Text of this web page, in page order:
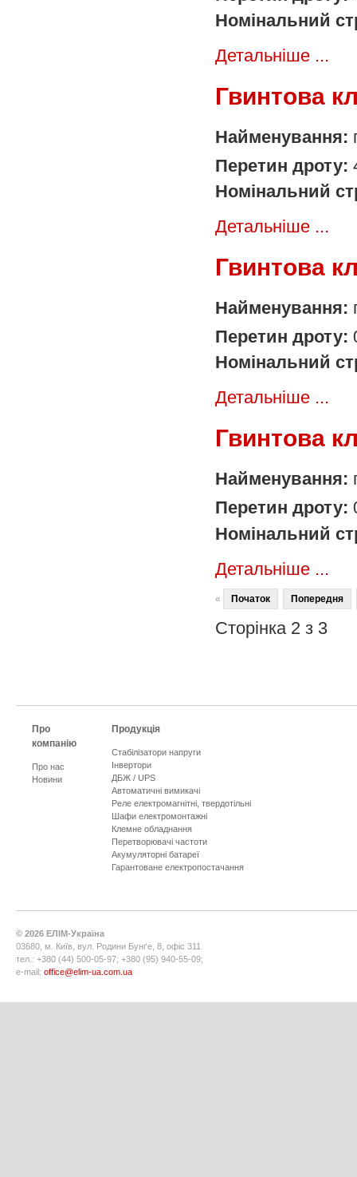
Номінальний
Детальніше ...
Гвинтова
Найменування:
Перетин дроту:
Номінальний
Детальніше ...
Гвинтова
Найменування:
Перетин дроту:
Номінальний
Детальніше ...
Гвинтова
Найменування:
Перетин дроту:
Номінальний
Детальніше ...
« Початок Попередня
Сторінка 2 з 3
Про
компанію
Про нас
Новини
Продукція
Стабілізатори напруги
Інвертори
ДБЖ / UPS
Автоматичні вимикачі
Реле електромагнітні, твердотільні
Шафи електромонтажні
Клемне обладнання
Перетворювачі частоти
Акумуляторні батареї
Гарантоване електропостачання
© 2026 ЕЛІМ-Україна
03680, м. Київ, вул. Родини Бунґе, 8, офіс 311
тел.: +380 (44) 500-05-97; +380 (95) 940-55-09;
e-mail: office@elim-ua.com.ua